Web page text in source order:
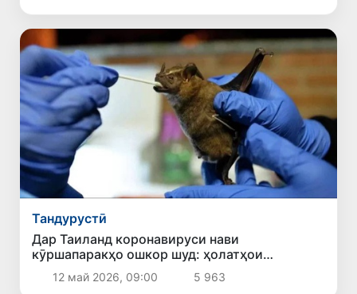
Тандурустӣ
Дар Таиланд коронавируси нави
кӯршапаракҳо ошкор шуд: ҳолатҳои
сироятёбӣ миёни одамон ба қайд гирифта
нашудааст
12 май 2026, 09:00 5 963